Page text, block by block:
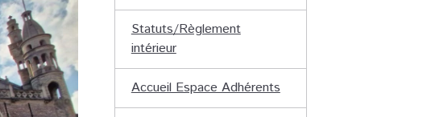
Statuts/Règlement
intérieur
Accueil Espace Adhérents